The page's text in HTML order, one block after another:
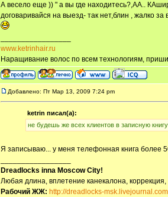
А весело еще )) " а вы где находитесь?,АА..
договаривайся на выезд- так нет,блин , жалко
www.ketrinhair.ru
Наращивание волос по всем технологиям,
Добавлено: Пт Мар 13, 2009 7:24 pm
ketrin писал(а):
не будешь же всех клиентов в записную
Я записываю... у меня телефонная книга более
Dreadlocks inna Moscow Сity!
Любая длина, вплетение канекалона,
Рабочий ЖЖ: http://dreadlocks-